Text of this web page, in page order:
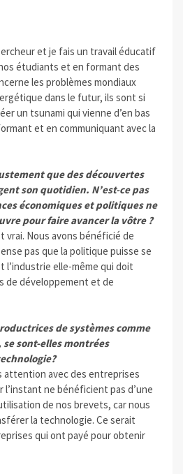
et je fais un travail éducatif
étudiants et en formant des
les problèmes mondiaux
dans le futur, ils sont si
un tsunami qui vienne d’en bas
et en communiquant avec la
que des découvertes
son quotidien. N’est-ce pas
économiques et politiques ne
pour faire avancer la vôtre ?
vrai. Nous avons bénéficié de
pas que la politique puisse se
l’industrie elle-même qui doit
de développement et de
de systèmes comme
sont-elles montrées
attention avec des entreprises
l’instant ne bénéficient pas d’une
de nos brevets, car nous
la technologie. Ce serait
qui ont payé pour obtenir